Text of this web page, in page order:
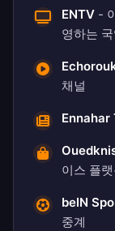
ENTV -
영하는
채널
Ennahar
이스 플
beIN
중계